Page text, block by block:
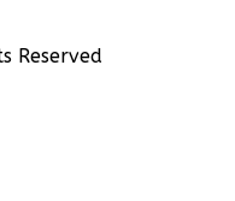
Reserved